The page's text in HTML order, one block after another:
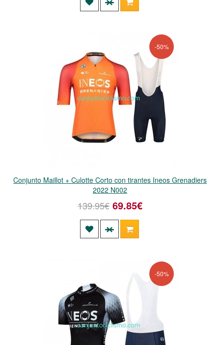
-50%
Conjunto Maillot + Culotte Corto con tirantes Ineos Grenadiers
2022 N002
139.95€ 69.85€
-50%